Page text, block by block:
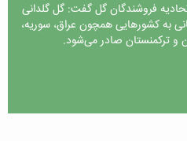
فروشندگان گل گفت: گل گلدانی
به کشور‌هایی همچون عراق، سوریه،
و ترکمنستان صادر می‌شود.